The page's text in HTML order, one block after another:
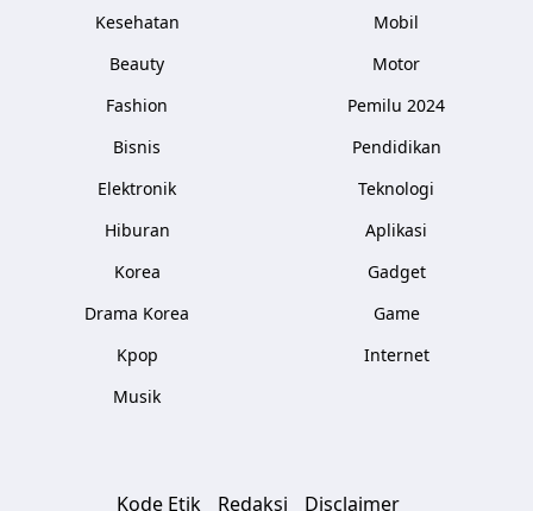
Kesehatan
Beauty
Fashion
Bisnis
Elektronik
Hiburan
Korea
Drama Korea
Kpop
Musik
Mobil
Motor
Pemilu 2024
Pendidikan
Teknologi
Aplikasi
Gadget
Game
Internet
Kode Etik Redaksi Disclaimer